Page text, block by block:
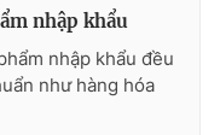
không có sự chấp
khi phát hành lại
nhập khẩu
nhập khẩu đều
như hàng hóa